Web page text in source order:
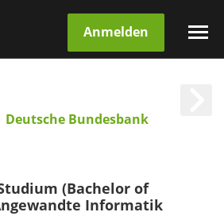
Anmelden
Deutsche Bundesbank
(Bachelor of
Informatik